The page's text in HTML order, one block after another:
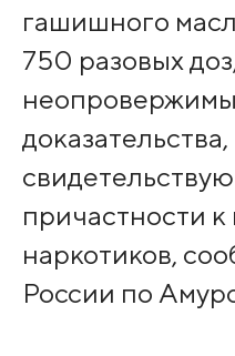
гашишного
750 разовых
доказательства,
причастности к
наркотиков,
России по